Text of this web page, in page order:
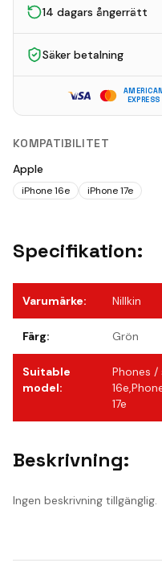
14 dagars ångerrätt
Säker betalning
EXPRESS
KOMPATIBILITET
Apple
iPhone 16e iPhone 17e
Specifikation:
Varumärke: Nillkin
Färg: Grön
Suitable
model:
Phones
17e
Beskrivning:
Ingen beskrivning tillgänglig.